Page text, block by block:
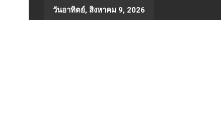
to
วันอาทิตย์, สิงหาคม 9, 2026